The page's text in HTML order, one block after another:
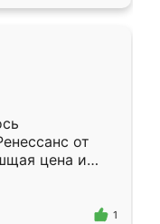
от
цена и
Приехавший
самый
1